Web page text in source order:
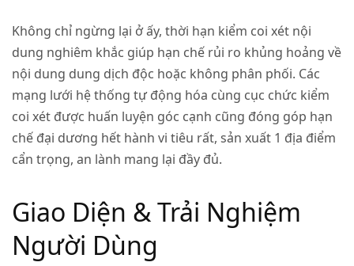
Không chỉ ngừng lại ở ấy, thời hạn kiểm coi xét nội
dung nghiêm khắc giúp hạn chế rủi ro khủng hoảng về
nội dung dung dịch độc hoặc không phân phối. Các
mạng lưới hệ thống tự động hóa cùng cục chức kiểm
coi xét được huấn luyện góc cạnh cũng đóng góp hạn
chế đại dương hết hành vi tiêu rất, sản xuất 1 địa điểm
cẩn trọng, an lành mang lại đầy đủ.
Giao Diện & Trải Nghiệm
Người Dùng